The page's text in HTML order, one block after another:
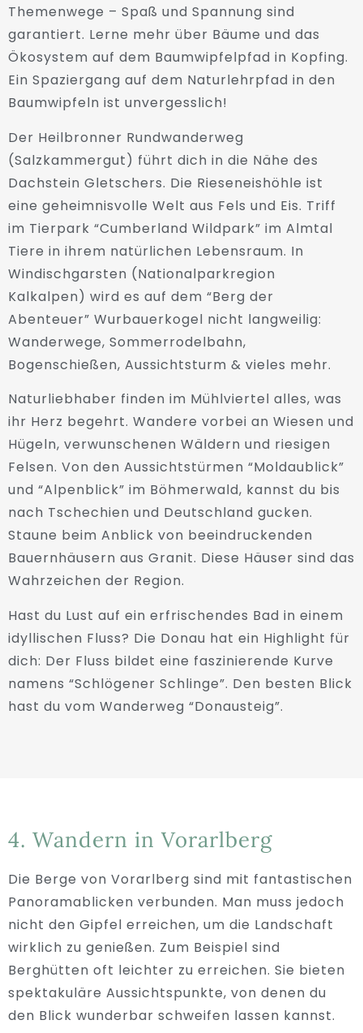
Themenwege – Spaß und Spannung sind
garantiert. Lerne mehr über Bäume und das
Ökosystem auf dem Baumwipfelpfad in Kopfing.
Ein Spaziergang auf dem Naturlehrpfad in den
Baumwipfeln ist unvergesslich!
Der Heilbronner Rundwanderweg
(Salzkammergut) führt dich in die Nähe des
Dachstein Gletschers. Die Rieseneishöhle ist
eine geheimnisvolle Welt aus Fels und Eis. Triff
im Tierpark “Cumberland Wildpark” im Almtal
Tiere in ihrem natürlichen Lebensraum. In
Windischgarsten (Nationalparkregion
Kalkalpen) wird es auf dem “Berg der
Abenteuer” Wurbauerkogel nicht langweilig:
Wanderwege, Sommerrodelbahn,
Bogenschießen, Aussichtsturm & vieles mehr.
Naturliebhaber finden im Mühlviertel alles, was
ihr Herz begehrt. Wandere vorbei an Wiesen und
Hügeln, verwunschenen Wäldern und riesigen
Felsen. Von den Aussichtstürmen “Moldaublick”
und “Alpenblick” im Böhmerwald, kannst du bis
nach Tschechien und Deutschland gucken.
Staune beim Anblick von beeindruckenden
Bauernhäusern aus Granit. Diese Häuser sind das
Wahrzeichen der Region.
Hast du Lust auf ein erfrischendes Bad in einem
idyllischen Fluss? Die Donau hat ein Highlight für
dich: Der Fluss bildet eine faszinierende Kurve
namens “Schlögener Schlinge”. Den besten Blick
hast du vom Wanderweg “Donausteig”.
4. Wandern in Vorarlberg
Die Berge von Vorarlberg sind mit fantastischen
Panoramablicken verbunden. Man muss jedoch
nicht den Gipfel erreichen, um die Landschaft
wirklich zu genießen. Zum Beispiel sind
Berghütten oft leichter zu erreichen. Sie bieten
spektakuläre Aussichtspunkte, von denen du
den Blick wunderbar schweifen lassen kannst.